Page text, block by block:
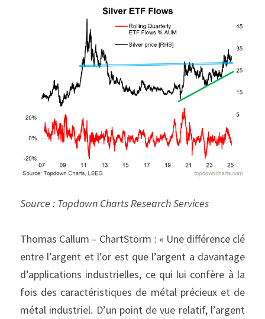
Source : Topdown Charts Research Services
Thomas Callum – ChartStorm : « Une différence clé
entre l’argent et l’or est que l’argent a davantage
d’applications industrielles, ce qui lui confère à la
fois des caractéristiques de métal précieux et de
métal industriel. D’un point de vue relatif, l’argent